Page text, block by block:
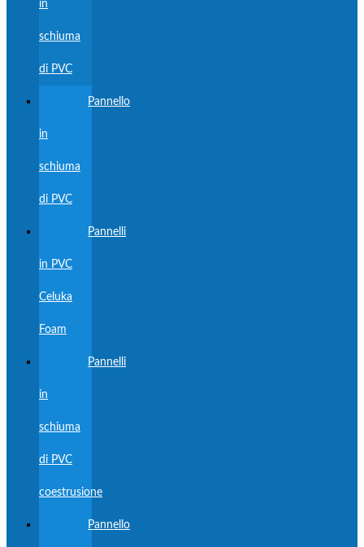
in
schiuma
di PVC
Pannello
in
schiuma
di PVC
Pannelli
in PVC
Celuka
Foam
Pannelli
in
schiuma
di PVC
coestrusione
Pannello